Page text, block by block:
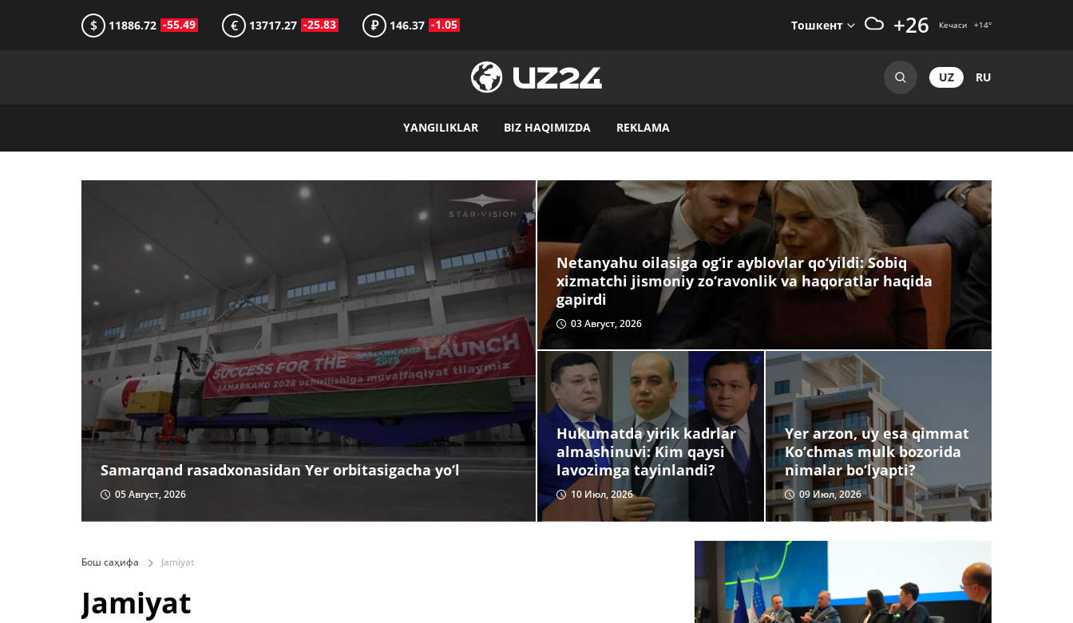
$ 11886.72 -55.49 € 13717.27 -25.83 ₽ 146.37 -1.05 Тошкент +26 Кечаси +14°
UZ RU
YANGILIKLAR BIZ HAQIMIZDA REKLAMA
Samarqand rasadxonasidan Yer orbitasigacha yo‘l
05 Август, 2026
Netanyahu oilasiga og‘ir ayblovlar qo‘yildi: Sobiq
xizmatchi jismoniy zo‘ravonlik va haqoratlar haqida
gapirdi
03 Август, 2026
Hukumatda yirik kadrlar
almashinuvi: Kim qaysi
lavozimga tayinlandi?
10 Июл, 2026
Yer arzon, uy esa qimmat
Ko‘chmas mulk bozorida
nimalar bo‘lyapti?
09 Июл, 2026
Бош саҳифа Jamiyat
Jamiyat